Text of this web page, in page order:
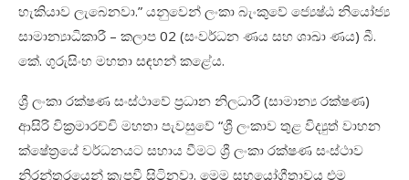
හැකියාව ලැබෙනවා.” යනුවෙන් ලංකා බැංකුවේ ජ්‍යෙෂ්ඨ නියෝජ්‍ය
සාමාන්‍යාධිකාරී – කලාප 02 (සංවර්ධන ණය සහ ශාඛා ණය) බී.
කේ. ගුරුසිංහ මහතා සඳහන් කළේය.
ශ්‍රී ලංකා රක්ෂණ සංස්ථාවේ ප්‍රධාන නිලධාරී (සාමාන්‍ය රක්ෂණ)
ආසිරි වික්‍රමාරච්චි මහතා පැවසුවේ “ශ්‍රී ලංකාව තුළ විද්‍යුත් වාහන
ක්ෂේත්‍රයේ වර්ධනයට සහාය වීමට ශ්‍රී ලංකා රක්ෂණ සංස්ථාව
නිරන්තරයෙන් කැපවී සිටිනවා. මෙම සහයෝගීතාවය එම